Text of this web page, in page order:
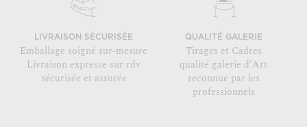
LIVRAISON SÉCURISÉE
Emballage soigné sur-mesure
Livraison expresse sur rdv
sécurisée et assurée
QUALITÉ GALERIE
Tirages et Cadres
qualité galerie d'Art
reconnue par les
professionnels